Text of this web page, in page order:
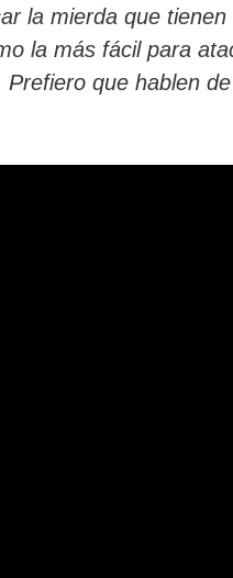
la mierda que tienen
la más fácil para
que hablen de